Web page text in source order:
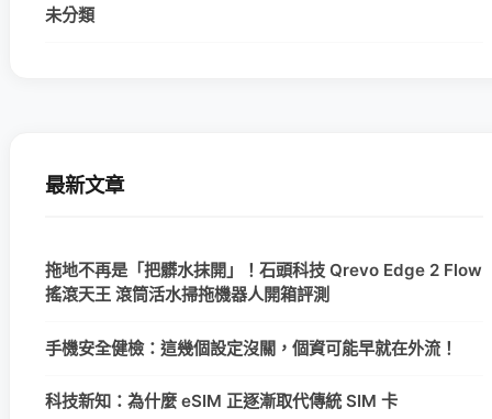
未分類
最新文章
拖地不再是「把髒水抹開」！石頭科技 Qrevo Edge 2 Flow
搖滾天王 滾筒活水掃拖機器人開箱評測
手機安全健檢：這幾個設定沒關，個資可能早就在外流！
科技新知：為什麼 eSIM 正逐漸取代傳統 SIM 卡